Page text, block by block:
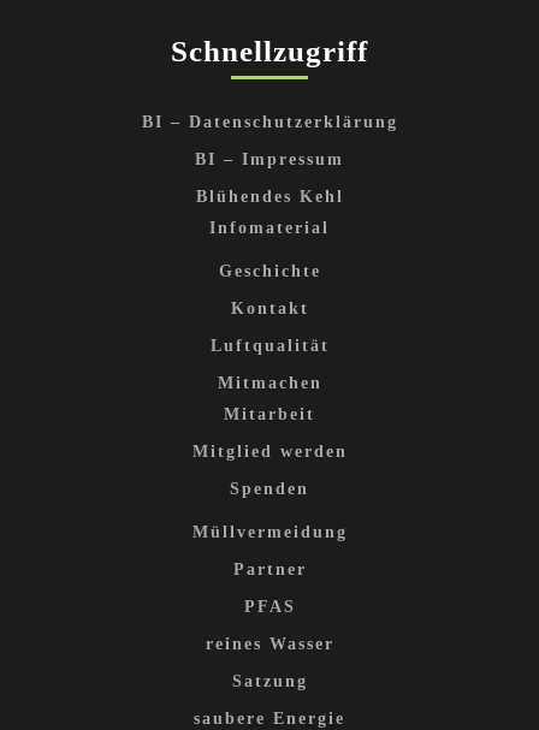
Schnellzugriff
BI – Datenschutzerklärung
BI – Impressum
Blühendes Kehl
Infomaterial
Geschichte
Kontakt
Luftqualität
Mitmachen
Mitarbeit
Mitglied werden
Spenden
Müllvermeidung
Partner
PFAS
reines Wasser
Satzung
saubere Energie